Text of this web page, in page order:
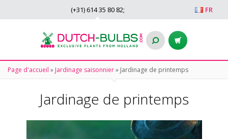
FR
(+31) 614 35 80 82;
Page d'accueil » Jardinage saisonnier» Jardinage de printemps
Jardinage de printemps